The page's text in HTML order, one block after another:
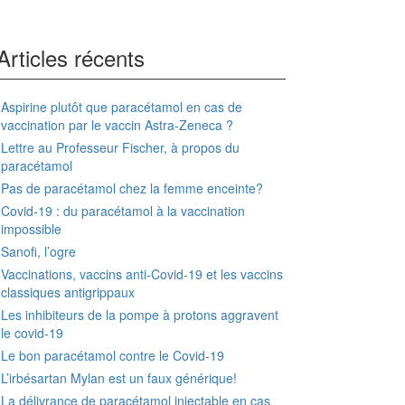
récents
Aspirine plutôt que paracétamol en cas de
vaccination par le vaccin Astra-Zeneca ?
Lettre au Professeur Fischer, à propos du
paracétamol
Pas de paracétamol chez la femme enceinte?
Covid-19 : du paracétamol à la vaccination
impossible
Sanofi, l’ogre
Vaccinations, vaccins anti-Covid-19 et les vaccins
classiques antigrippaux
Les inhibiteurs de la pompe à protons aggravent
le covid-19
Le bon paracétamol contre le Covid-19
L’irbésartan Mylan est un faux générique!
La délivrance de paracétamol injectable en cas